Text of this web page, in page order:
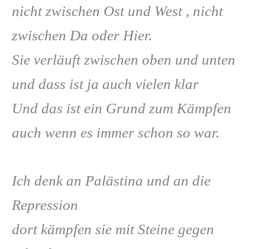
nicht zwischen Ost und West , nicht
zwischen Da oder Hier.
Sie verläuft zwischen oben und unten
und dass ist ja auch vielen klar
Und das ist ein Grund zum Kämpfen
auch wenn es immer schon so war.
Ich denk an Palästina und an die
Repression
dort kämpfen sie mit Steine gegen